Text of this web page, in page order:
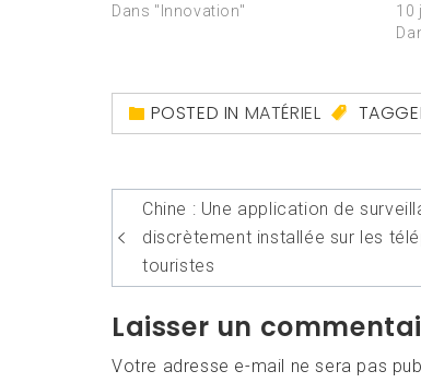
Dans "Innovation"
10
POSTED IN MATÉRIEL
Navigation
de
l’article
Chine : Une application de
discrètement installée sur les
touristes
Laisser un
Votre adresse e-mail ne sera pas